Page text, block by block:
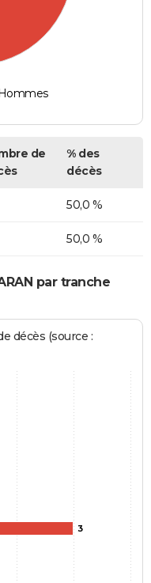
de
% des
décès
50,0 %
50,0 %
par tranche
décès (source :
3